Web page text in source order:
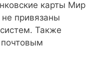
карты Мир
привязаны
Также
почтовым